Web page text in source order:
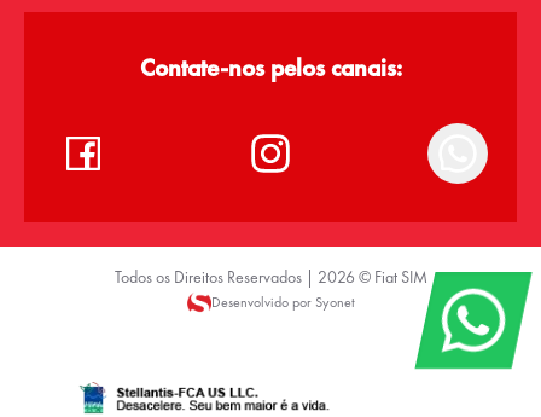
Contate-nos pelos canais:
Todos os Direitos Reservados | 2026 © Fiat SIM
Desenvolvido por Syonet